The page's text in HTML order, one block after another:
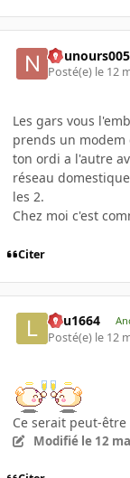
Posté(e) le 12
Les gars vous
prends un
ton ordi a l'autre
réseau
les 2.
Chez moi c'est
Citer
lulu1664
Posté(e) le 12
Ce serait peut-
Modifié le 12